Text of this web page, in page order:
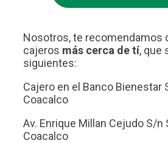
Nosotros, te recomendamos
cajeros más cerca de tí, que
siguientes:
Cajero en el Banco Bienestar
Coacalco
Av. Enrique Millan Cejudo S/n
Coacalco